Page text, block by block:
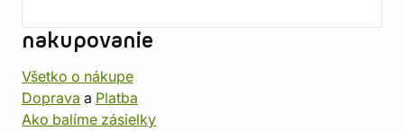
nakupovanie
Všetko o nákupe
Doprava a Platba
Ako balíme zásielky